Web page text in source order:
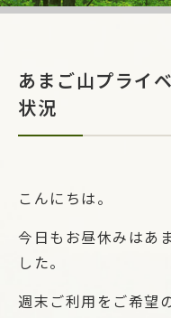
あまご山プライ
状況
こんにちは。
今日もお昼休みはあ
した。
週末ご利用をご希望